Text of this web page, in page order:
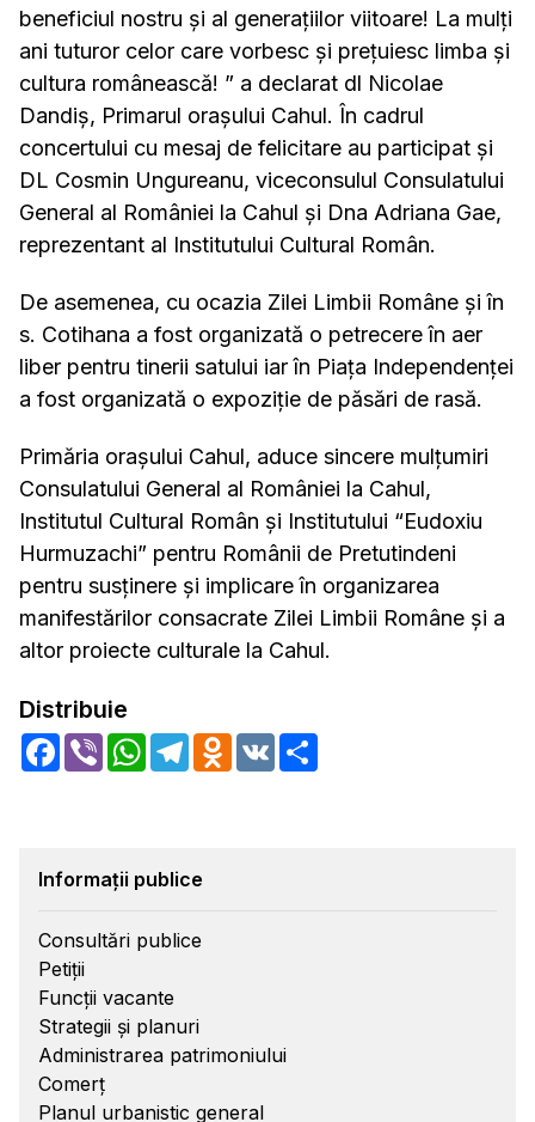
beneficiul nostru și al generațiilor viitoare! La mulți
ani tuturor celor care vorbesc și prețuiesc limba şi
cultura românească! ” a declarat dl Nicolae
Dandiş, Primarul oraşului Cahul. În cadrul
concertului cu mesaj de felicitare au participat şi
DL Cosmin Ungureanu, viceconsulul Consulatului
General al României la Cahul şi Dna Adriana Gae,
reprezentant al Institutului Cultural Român.
De asemenea, cu ocazia Zilei Limbii Române şi în
s. Cotihana a fost organizată o petrecere în aer
liber pentru tinerii satului iar în Piaţa Independenţei
a fost organizată o expoziţie de păsări de rasă.
Primăria oraşului Cahul, aduce sincere mulţumiri
Consulatului General al României la Cahul,
Institutul Cultural Român şi Institutului “Eudoxiu
Hurmuzachi” pentru Românii de Pretutindeni
pentru susţinere şi implicare în organizarea
manifestărilor consacrate Zilei Limbii Române şi a
altor proiecte culturale la Cahul.
Distribuie
Facebook
Viber WhatsApp
TelegramOdnoklassniki
VK
Informații publice
Consultări publice
Petiții
Funcții vacante
Strategii și planuri
Administrarea patrimoniului
Comerț
Planul urbanistic general